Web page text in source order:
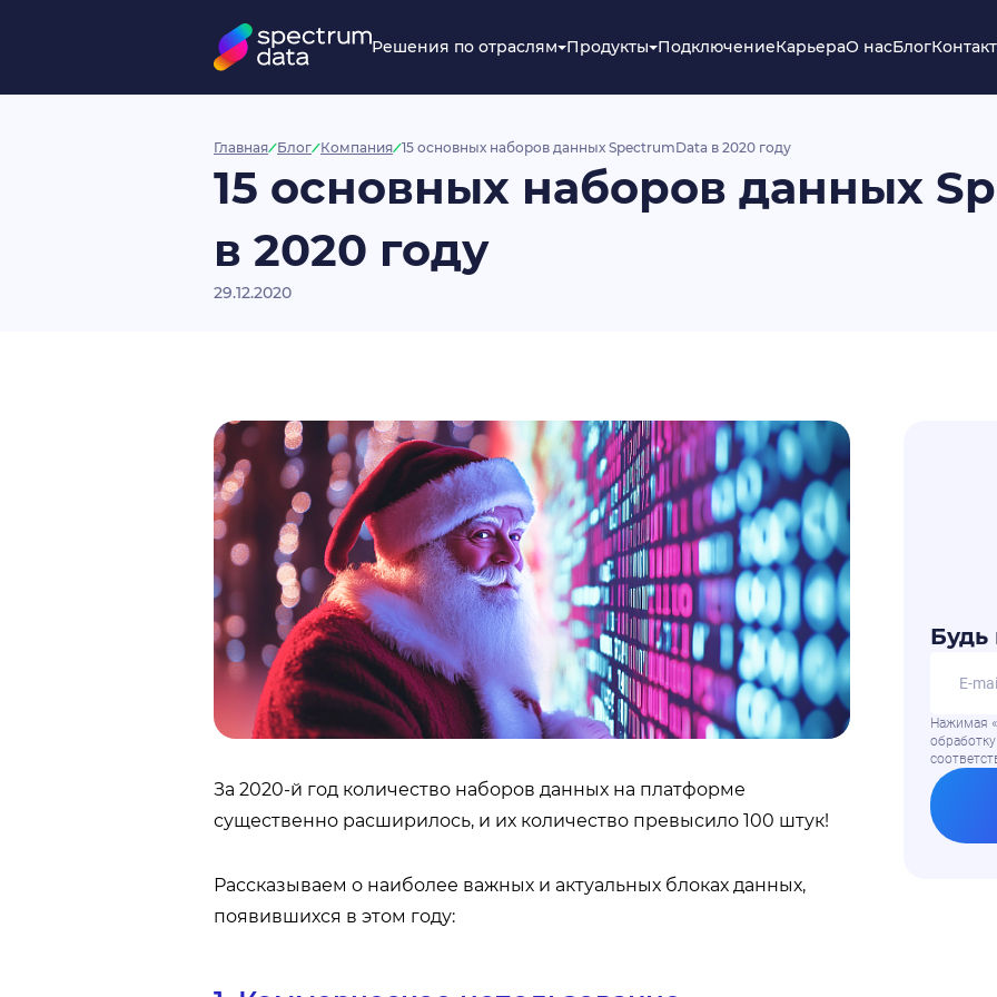
Решения по отраслям Продукты ПодключениеКарьераО насБлог
Главная Блог Компания 15 основных наборов данных SpectrumData в 2020 году
15 основных наборов данных
в 2020 году
29.12.2020
За 2020-й год количество наборов данных на платформе
существенно расширилось, и их количество превысило 100 штук!
Рассказываем о наиболее важных и актуальных блоках данных,
появившихся в этом году:
Будь
Нажимая